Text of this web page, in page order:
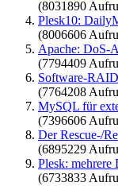
(8031890
Plesk10:
(8006606
Apache: DoS-
(7794409
Software-
(7764208
MySQL für
(7396606
Der Rescue-/
(6895229
Plesk: mehrere
(6733833